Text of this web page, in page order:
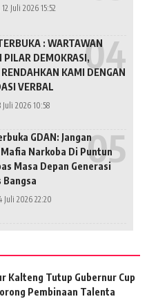
Juli 2026 15:52
: WARTAWAN
PILAR DEMOKRASI,
RENDAHKAN KAMI DENGAN
VERBAL
Juli 2026 10:58
GDAN: Jangan
Narkoba Di Puntun
Masa Depan Generasi
Bangsa
Juli 2026 22:20
Kalteng Tutup Gubernur Cup
Pembinaan Talenta